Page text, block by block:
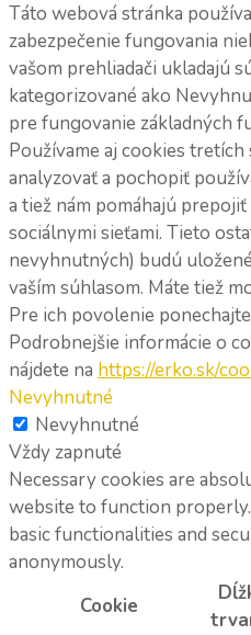
Táto webová stránka
zabezpečenie fungovania
vašom prehliadači ukladajú
kategorizované ako
pre fungovanie základných
Používame aj cookies
analyzovať a pochopiť
a tiež nám pomáhajú
sociálnymi sieťami. Tieto
nevyhnutných) budú
vaším súhlasom. Máte tiež
Pre ich povolenie
Podrobnejšie informácie o
nájdete na https://erko.sk/
Nevyhnutné
Nevyhnutné
Vždy zapnuté
Necessary cookies are
website to function
basic functionalities and
anonymously.
Cookie